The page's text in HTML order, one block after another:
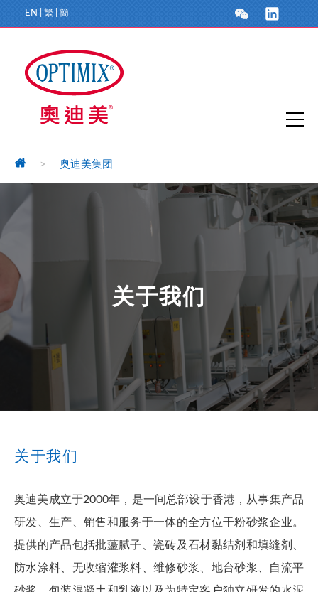
EN 繁 簡
> 奥迪美集团
关于我们
关于我们
奥迪美成立于2000年，是一间总部设于香港，从事集产品
研发、生产、销售和服务于一体的全方位干粉砂浆企业。
提供的产品包括批蘯腻子、瓷砖及石材黏结剂和填缝剂、
防水涂料、无收缩灌浆料、维修砂浆、地台砂浆、自流平